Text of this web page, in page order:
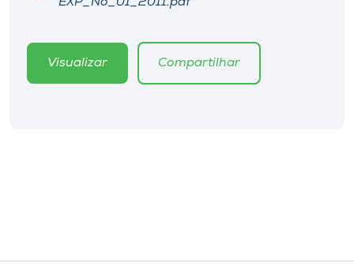
Editora
Rádio
o idioma
EXP_No_01_2011.pdf
Visualizar Compartilhar